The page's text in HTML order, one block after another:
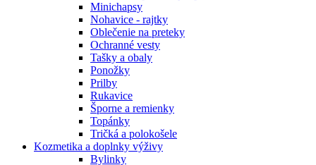
Minichapsy
Nohavice - rajtky
Oblečenie na preteky
Ochranné vesty
Tašky a obaly
Ponožky
Prilby
Rukavice
Šporne a remienky
Topánky
Tričká a polokošele
Kozmetika a doplnky výživy
Bylinky